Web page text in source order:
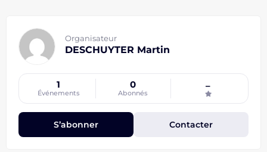
Organisateur
DESCHUYTER Martin
1
Événements
0
Abonnés
–
S’abonner Contacter